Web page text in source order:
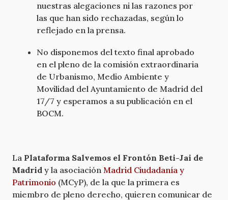
nuestras alegaciones ni las razones por
las que han sido rechazadas, según lo
reflejado en la prensa.
No disponemos del texto final aprobado
en el pleno de la comisión extraordinaria
de Urbanismo, Medio Ambiente y
Movilidad del Ayuntamiento de Madrid del
17/7 y esperamos a su publicación en el
BOCM.
La Plataforma Salvemos el Frontón Beti-Jai de
Madrid y la asociación Madrid Ciudadanía y
Patrimonio (MCyP), de la que la primera es
miembro de pleno derecho, quieren comunicar de